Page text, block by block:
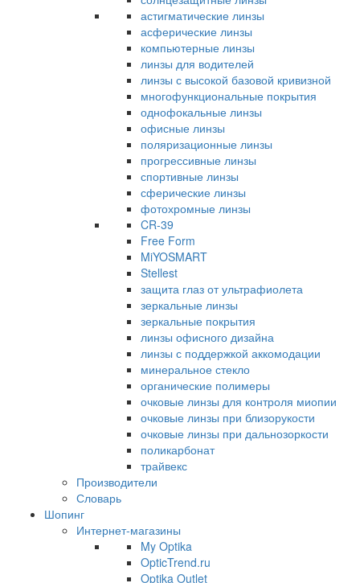
астигматические линзы
асферические линзы
компьютерные линзы
линзы для водителей
линзы с высокой базовой кривизной
многофункциональные покрытия
однофокальные линзы
офисные линзы
поляризационные линзы
прогрессивные линзы
спортивные линзы
сферические линзы
фотохромные линзы
CR-39
Free Form
MiYOSMART
Stellest
защита глаз от ультрафиолета
зеркальные линзы
зеркальные покрытия
линзы офисного дизайна
линзы с поддержкой аккомодации
минеральное стекло
органические полимеры
очковые линзы для контроля миопии
очковые линзы при близорукости
очковые линзы при дальнозоркости
поликарбонат
трайвекс
Производители
Словарь
Шопинг
Интернет-магазины
My Optika
OpticTrend.ru
Optika Outlet